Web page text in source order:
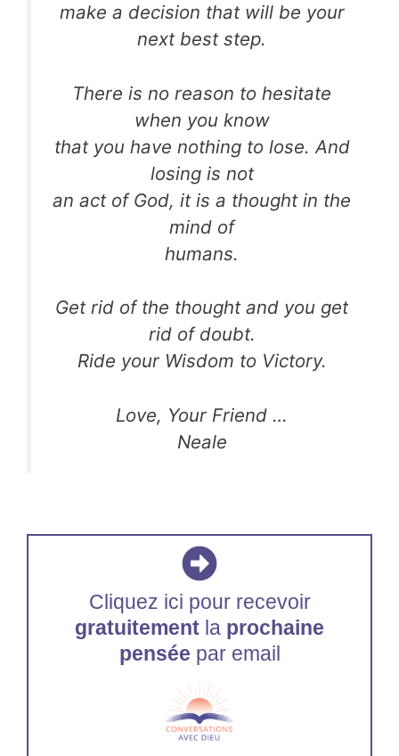
make a decision that will be your
next best step.
There is no reason to hesitate
when you know
that you have nothing to lose. And
losing is not
an act of God, it is a thought in the
mind of
humans.
Get rid of the thought and you get
rid of doubt.
Ride your Wisdom to Victory.
Love, Your Friend …
Neale
Cliquez ici pour recevoir
gratuitement la prochaine
pensée par email